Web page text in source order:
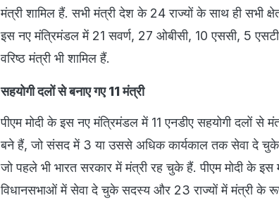
मंत्री शामिल हैं. सभी मंत्री देश के 24 राज्यों के साथ ही सभी
इस नए मंत्रिमंडल में 21 सवर्ण, 27 ओबीसी, 10 एससी, 5
वरिष्ठ मंत्री भी शामिल हैं.
सहयोगी दलों से बनाए गए 11 मंत्री
पीएम मोदी के इस नए मंत्रिमंडल में 11 एनडीए सहयोगी दलों से
बने हैं, जो संसद में 3 या उससे अधिक कार्यकाल तक सेवा दे
जो पहले भी भारत सरकार में मंत्री रह चुके हैं. पीएम मोदी के
विधानसभाओं में सेवा दे चुके सदस्य और 23 राज्यों में मंत्री के